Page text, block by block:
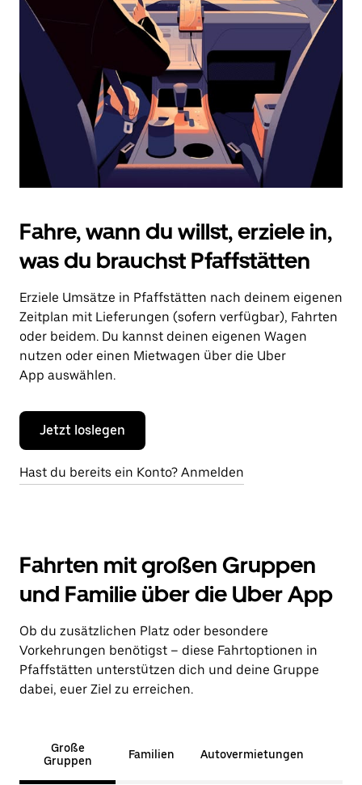
Drücke
die
Escape-
Taste,
den
Kalender
zu
schließen.
Fahre, wann du willst, erziele in,
was du brauchst Pfaffstätten
Erziele Umsätze in Pfaffstätten nach deinem eigenen
Zeitplan mit Lieferungen (sofern verfügbar), Fahrten
oder beidem. Du kannst deinen eigenen Wagen
nutzen oder einen Mietwagen über die Uber
App auswählen.
Jetzt loslegen
Hast du bereits ein Konto? Anmelden
Fahrten mit großen Gruppen
und Familie über die Uber App
Ob du zusätzlichen Platz oder besondere
Vorkehrungen benötigst – diese Fahrtoptionen in
Pfaffstätten unterstützen dich und deine Gruppe
dabei, euer Ziel zu erreichen.
Große
Gruppen
Familien Autovermietungen